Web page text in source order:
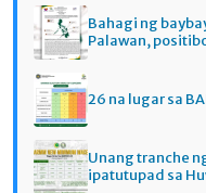
Bahagi ng
Palawan,
26 na lugar sa
Unang tranche
ipatutupad sa